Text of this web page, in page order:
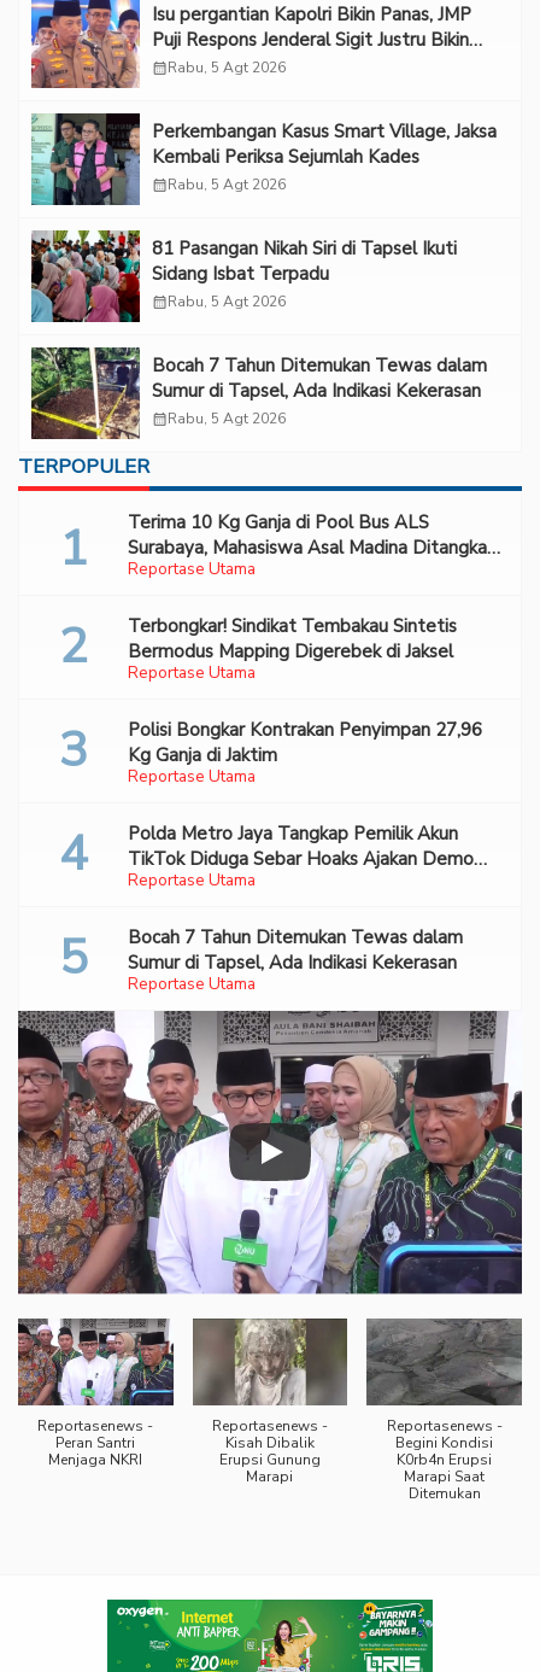
Isu pergantian Kapolri Bikin Panas, JMP
Puji Respons Jenderal Sigit Justru Bikin
“Adem”
calendar_monthRabu, 5 Agt 2026
Perkembangan Kasus Smart Village, Jaksa
Kembali Periksa Sejumlah Kades
calendar_monthRabu, 5 Agt 2026
81 Pasangan Nikah Siri di Tapsel Ikuti
Sidang Isbat Terpadu
calendar_monthRabu, 5 Agt 2026
Bocah 7 Tahun Ditemukan Tewas dalam
Sumur di Tapsel, Ada Indikasi Kekerasan
calendar_monthRabu, 5 Agt 2026
TERPOPULER
Reportase Utama
Terima 10 Kg Ganja di Pool Bus ALS
Surabaya, Mahasiswa Asal Madina Ditangkap
Bareskrim
Reportase Utama
Terbongkar! Sindikat Tembakau Sintetis
Bermodus Mapping Digerebek di Jaksel
Reportase Utama
Polisi Bongkar Kontrakan Penyimpan 27,96
Kg Ganja di Jaktim
Reportase Utama
Polda Metro Jaya Tangkap Pemilik Akun
TikTok Diduga Sebar Hoaks Ajakan Demo
Turunkan Prabowo-Gibran
Reportase Utama
Bocah 7 Tahun Ditemukan Tewas dalam
Sumur di Tapsel, Ada Indikasi Kekerasan
Reportasenews -
Peran Santri
Menjaga NKRI
Reportasenews -
Kisah Dibalik
Erupsi Gunung
Marapi
Reportasenews -
Begini Kondisi
K0rb4n Erupsi
Marapi Saat
Ditemukan